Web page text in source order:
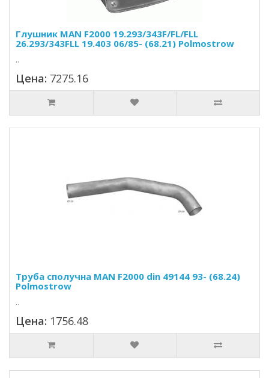
Глушник MAN F2000 19.293/343F/FL/FLL
26.293/343FLL 19.403 06/85- (68.21) Polmostrow
..
Цена: 7275.16
Труба сполучна MAN F2000 din 49144 93- (68.24)
Polmostrow
..
Цена: 1756.48